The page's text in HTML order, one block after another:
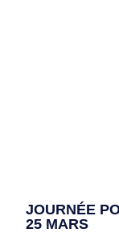
JOURNÉE
25 MARS